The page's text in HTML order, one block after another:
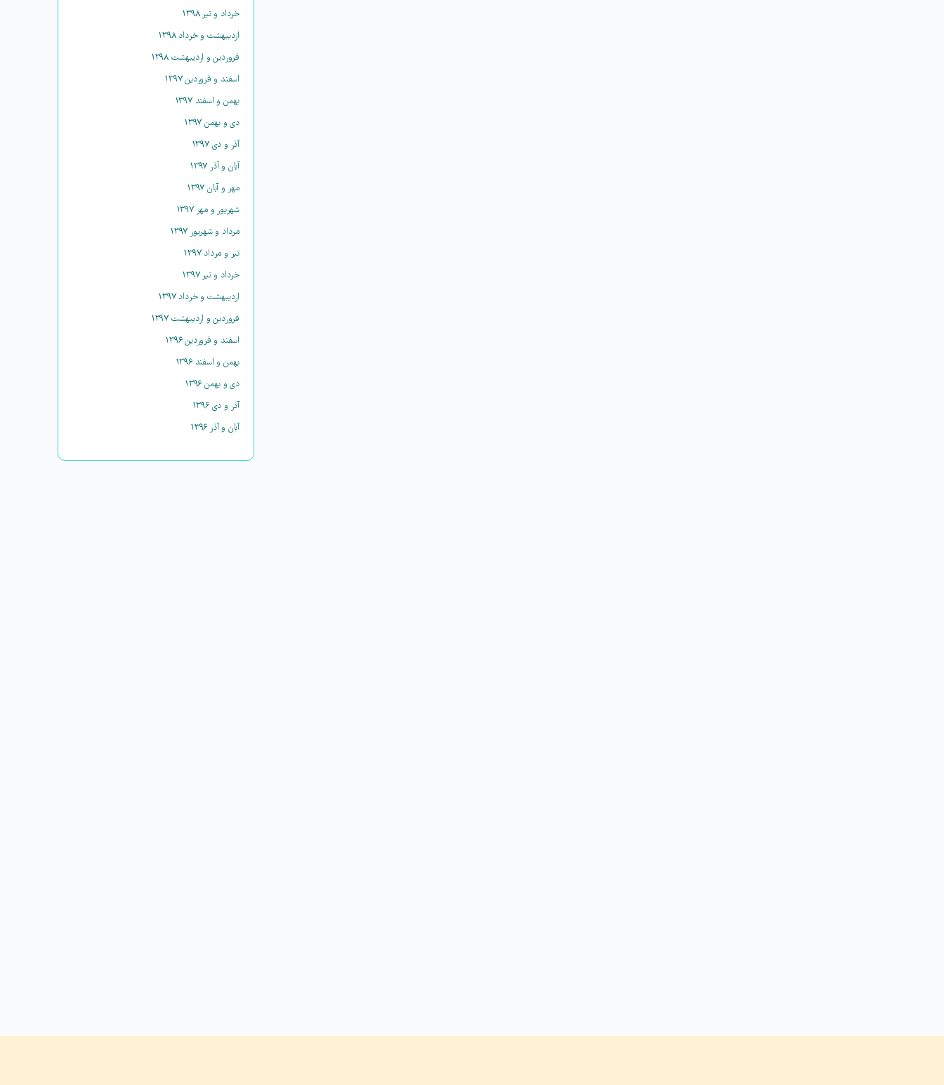
خرداد و تیر ۱۳۹۸
اردیبهشت و خرداد ۱۳۹۸
فروردین و اردیبهشت ۱۳۹۸
اسفند و فروردین ۱۳۹۷
بهمن و اسفند ۱۳۹۷
دی و بهمن ۱۳۹۷
آذر و دی ۱۳۹۷
آبان و آذر ۱۳۹۷
مهر و آبان ۱۳۹۷
شهریور و مهر ۱۳۹۷
مرداد و شهریور ۱۳۹۷
تیر و مرداد ۱۳۹۷
خرداد و تیر ۱۳۹۷
اردیبهشت و خرداد ۱۳۹۷
فروردین و اردیبهشت ۱۳۹۷
اسفند و فروردین ۱۳۹۶
بهمن و اسفند ۱۳۹۶
دی و بهمن ۱۳۹۶
آذر و دی ۱۳۹۶
آبان و آذر ۱۳۹۶